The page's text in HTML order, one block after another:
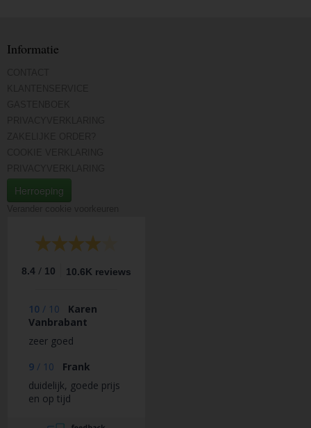
Informatie
Herroeping
8.4 / 10 10.6K reviews
10 / 10
Karen
Vanbrabant
zeer goed
9 / 10
Frank
duidelijk, goede prijs
en op tijd